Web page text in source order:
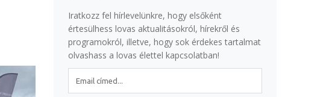
Iratkozz fel hírlevelünkre, hogy elsőként
értesülhess lovas aktualitásokról, hírekről és
programokról, illetve, hogy sok érdekes tartalmat
olvashass a lovas élettel kapcsolatban!